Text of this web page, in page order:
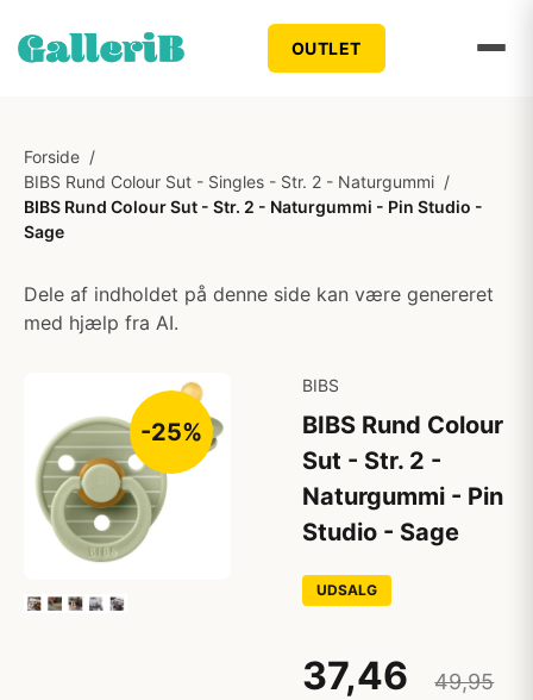
OUTLET
Forside /
BIBS Rund Colour Sut - Singles - Str. 2 - Naturgummi /
BIBS Rund Colour Sut - Str. 2 - Naturgummi - Pin Studio -
Sage
Dele af indholdet på denne side kan være genereret
med hjælp fra AI.
-25%
BIBS
BIBS Rund Colour
Sut - Str. 2 -
Naturgummi - Pin
Studio - Sage
UDSALG
37,46
49,95